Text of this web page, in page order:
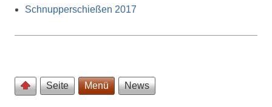
Schnupperschießen 2017
Seite Menü News